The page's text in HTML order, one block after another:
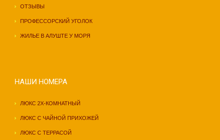
ОТЗЫВЫ
ПРОФЕССОРСКИЙ УГОЛОК
ЖИЛЬЕ В АЛУШТЕ У МОРЯ
НАШИ НОМЕРА
ЛЮКС 2Х-КОМНАТНЫЙ
ЛЮКС С ЧАЙНОЙ ПРИХОЖЕЙ
ЛЮКС С ТЕРРАСОЙ